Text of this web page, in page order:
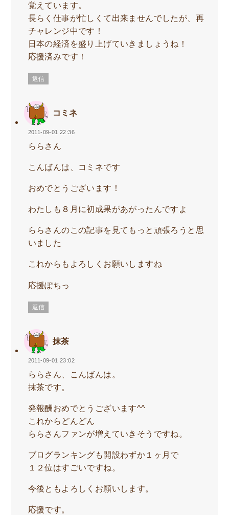
覚えています。
長らく仕事が忙しくて出来ませんでしたが、再
チャレンジ中です！
日本の経済を盛り上げていきましょうね！
応援済みです！
返信
コミネ
2011-09-01 22:36
ららさん
こんばんは、コミネです
おめでとうございます！
わたしも８月に初成果があがったんですよ
ららさんのこの記事を見てもっと頑張ろうと思
いました
これからもよろしくお願いしますね
応援ぽちっ
返信
抹茶
2011-09-01 23:02
ららさん、こんばんは。
抹茶です。
発報酬おめでとうございます^^
これからどんどん
ららさんファンが増えていきそうですね。
ブログランキングも開設わずか１ヶ月で
１２位はすごいですね。
今後ともよろしくお願いします。
応援です。